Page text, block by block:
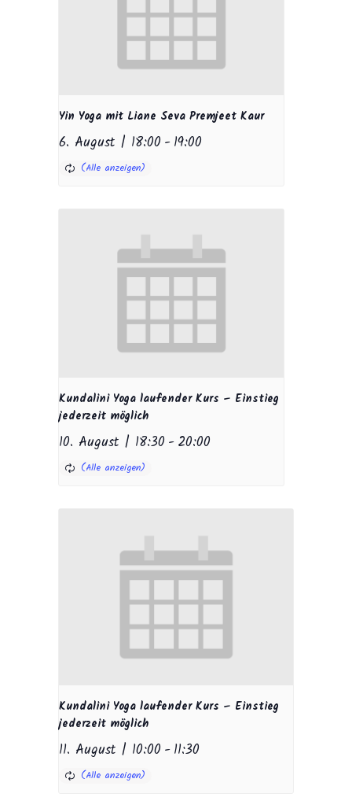
Yin Yoga mit Liane Seva Premjeet Kaur
6. August | 18:00 -19:00
Kundalini Yoga laufender Kurs – Einstieg
jederzeit möglich
10. August | 18:30 -20:00
Kundalini Yoga laufender Kurs – Einstieg
jederzeit möglich
11. August | 10:00 -11:30